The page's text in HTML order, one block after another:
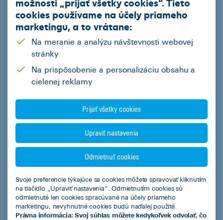
IČO
potrebujeme IČO?
Správa - Počet Zostávajúcich Znakov
Odoslať
cookies používame na účely priameho
marketingu, a to vrátane:
Na meranie a analýzu návštevnosti webovej
stránky
Na prispôsobenie a personalizáciu obsahu a
cielenej reklamy
Prijať všetky cookies
Upraviť nastavenia
Odmietnuť cookies
Svoje preferencie týkajúce sa cookies môžete spravovať kliknutím
na tlačidlo „Upraviť nastavenia“. Odmietnutím cookies sú
odmietnuté len cookies spracúvané na účely priameho
marketingu, nevyhnutné cookies budú naďalej použité.
Právna informácia: Svoj súhlas môžete kedykoľvek odvolať, čo